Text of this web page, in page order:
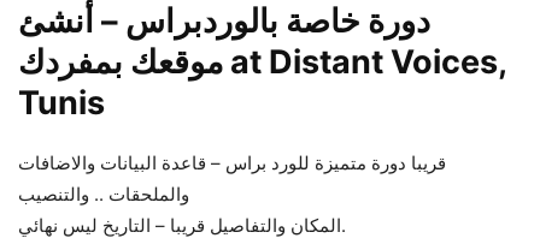
دورة خاصة بالوردبراس – أنشئ
موقعك بمفردك at Distant Voices,
Tunis
قريبا دورة متميزة للورد براس – قاعدة البيانات والاضافات
والملحقات .. والتنصيب
المكان والتفاصيل قريبا – التاريخ ليس نهائي.